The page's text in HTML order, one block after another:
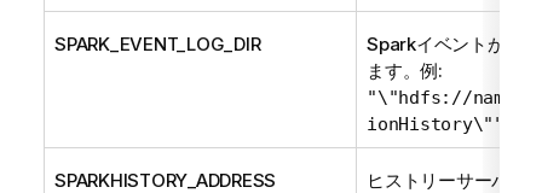
SPARK_EVENT_LOG_DIR
Sparkイベントがロ
ます。例:
"\"hdfs://
ionHistory\""
SPARKHISTORY_ADDRESS ヒストリーサーバー